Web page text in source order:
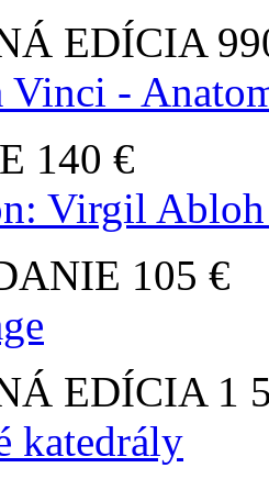
EDÍCIA
Vinci -
140 €
Virgil
105 €
EDÍCIA 1
katedrály